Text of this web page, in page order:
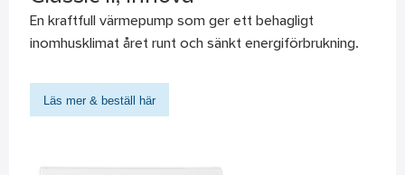
En kraftfull värmepump som ger ett behagligt
inomhusklimat året runt och sänkt energiförbrukning.
Läs mer & beställ här